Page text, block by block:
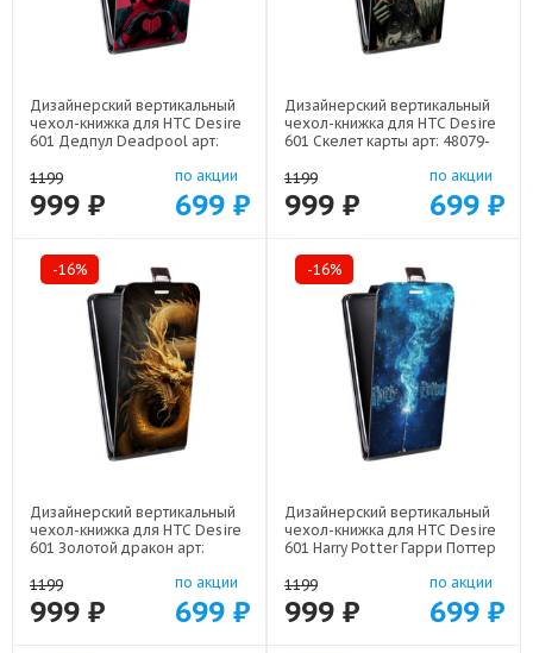
Дизайнерский вертикальный
чехол-книжка для HTC Desire
601 Дедпул Deadpool арт:
1199
999 ₽
по акции
699 ₽
Дизайнерский вертикальный
чехол-книжка для HTC Desire
601 Скелет карты арт: 48079-
1199
999 ₽
по акции
699 ₽
-16%
Дизайнерский вертикальный
чехол-книжка для HTC Desire
601 Золотой дракон арт:
1199
999 ₽
по акции
699 ₽
-16%
Дизайнерский вертикальный
чехол-книжка для HTC Desire
601 Harry Potter Гарри Поттер
1199
999 ₽
по акции
699 ₽